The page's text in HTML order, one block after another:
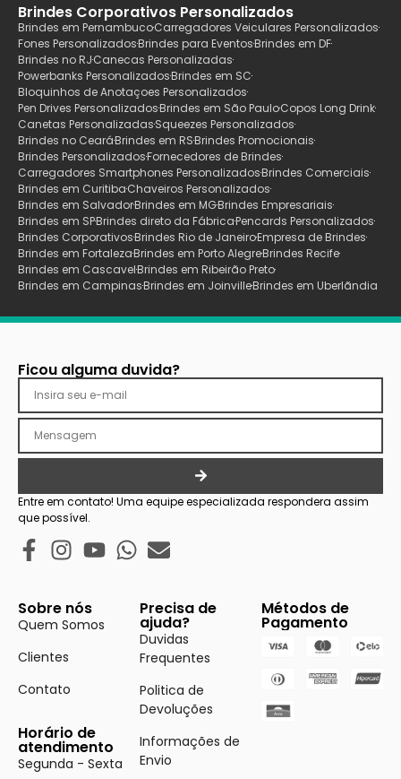
Brindes Corporativos Personalizados
Brindes em PernambucoCarregadores Veiculares Personalizados
Fones PersonalizadosBrindes para EventosBrindes em DF
Brindes no RJCanecas Personalizadas
Powerbanks PersonalizadosBrindes em SC
Bloquinhos de Anotaçoes Personalizados
Pen Drives PersonalizadosBrindes em São PauloCopos Long Drink
Canetas PersonalizadasSqueezes Personalizados
Brindes no CearáBrindes em RSBrindes Promocionais
Brindes PersonalizadosFornecedores de Brindes
Carregadores Smartphones PersonalizadosBrindes Comerciais
Brindes em CuritibaChaveiros Personalizados
Brindes em SalvadorBrindes em MGBrindes Empresariais
Brindes em SPBrindes direto da FábricaPencards Personalizados
Brindes CorporativosBrindes Rio de JaneiroEmpresa de Brindes
Brindes em FortalezaBrindes em Porto AlegreBrindes Recife
Brindes em CascavelBrindes em Ribeirão Preto
Brindes em CampinasBrindes em JoinvilleBrindes em Uberlãndia
Ficou alguma duvida?
Entre em contato! Uma equipe especializada respondera assim
que possível.
Sobre nós
Quem Somos
Clientes
Contato
Horário de
atendimento
Segunda - Sexta
Precisa de
ajuda?
Duvidas
Frequentes
Politica de
Devoluções
Informações de
Envio
Métodos de
Pagamento